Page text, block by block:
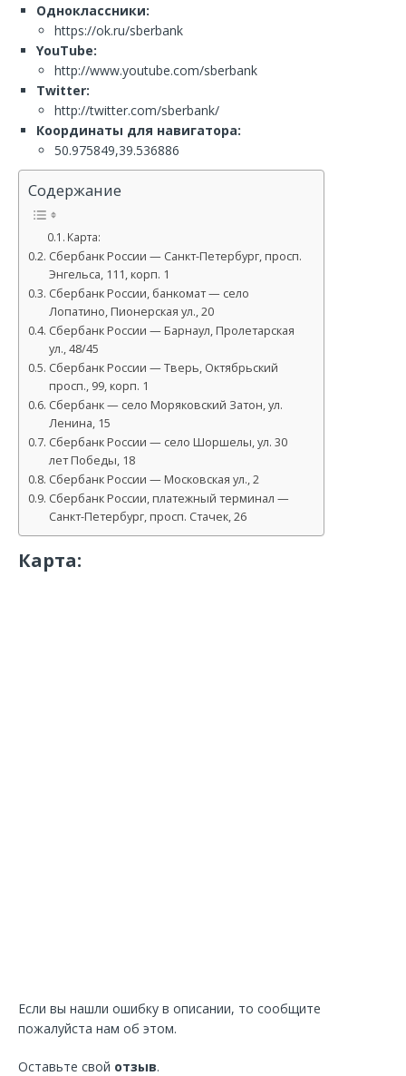
Одноклассники:
https://ok.ru/sberbank
YouTube:
http://www.youtube.com/sberbank
Twitter:
http://twitter.com/sberbank/
Координаты для навигатора:
50.975849,39.536886
Содержание
Карта:
Сбербанк России — Санкт-Петербург, просп.
Энгельса, 111, корп. 1
Сбербанк России, банкомат — село
Лопатино, Пионерская ул., 20
Сбербанк России — Барнаул, Пролетарская
ул., 48/45
Сбербанк России — Тверь, Октябрьский
просп., 99, корп. 1
Сбербанк — село Моряковский Затон, ул.
Ленина, 15
Сбербанк России — село Шоршелы, ул. 30
лет Победы, 18
Сбербанк России — Московская ул., 2
Сбербанк России, платежный терминал —
Санкт-Петербург, просп. Стачек, 26
Карта:
Если вы нашли ошибку в описании, то сообщите
пожалуйста нам об этом.
Оставьте свой отзыв.